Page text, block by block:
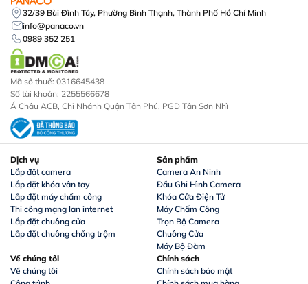
Về chúng tôi
Về chúng tôi
Dịch vụ
Lắp đặt camera
Lắp đặt khóa vân tay
Lắp đặt máy chấm công
Thi công mạng lan internet
Lắp đặt chuông cửa
Lắp đặt chuông chống trộm
Sản phẩm
Camera An Ninh
Đầu Ghi Hình Camera
Khóa Cửa Điện Tử
Máy Chấm Công
Trọn Bộ Camera
Chuông Cửa
Máy Bộ Đàm
Chính sách
Chính sách bảo mật
32/39 Bùi Đình Túy, Phường Bình Thạnh, Thành Phố Hồ Chí Minh
info@panaco.vn
0989 352 251
Mã số thuế: 0316645438
Số tài khoản: 2255566678
Á Châu ACB, Chi Nhánh Quận Tân Phú, PGD Tân Sơn Nhì